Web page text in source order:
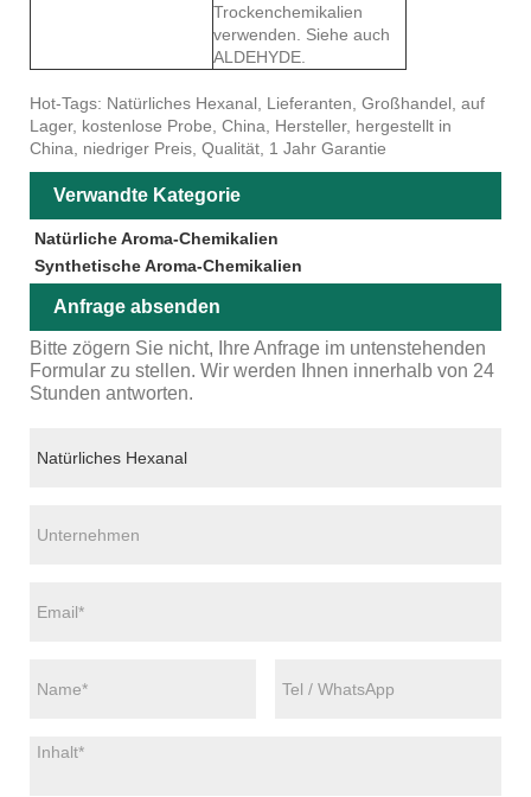
Trockenchemikalien
verwenden. Siehe auch
ALDEHYDE.
Hot-Tags: Natürliches Hexanal, Lieferanten, Großhandel, auf
Lager, kostenlose Probe, China, Hersteller, hergestellt in
China, niedriger Preis, Qualität, 1 Jahr Garantie
Verwandte Kategorie
Natürliche Aroma-Chemikalien
Synthetische Aroma-Chemikalien
Anfrage absenden
Bitte zögern Sie nicht, Ihre Anfrage im untenstehenden
Formular zu stellen. Wir werden Ihnen innerhalb von 24
Stunden antworten.